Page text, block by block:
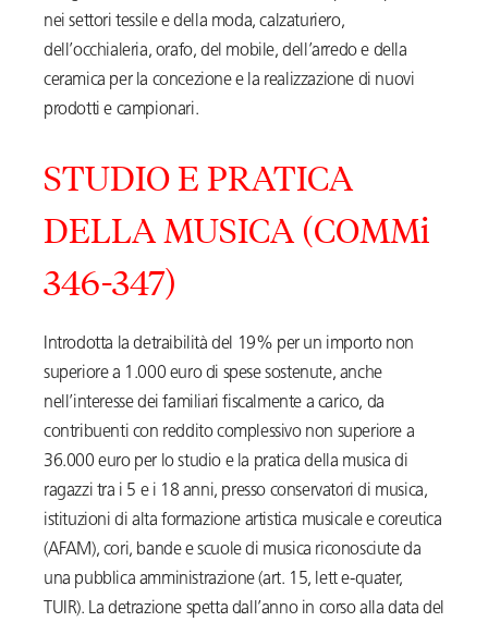
nei settori tessile e della moda, calzaturiero,
dell’occhialeria, orafo, del mobile, dell’arredo e della
ceramica per la concezione e la realizzazione di nuovi
prodotti e campionari.
STUDIO E PRATICA
DELLA MUSICA (COMMi
346-347)
Introdotta la detraibilità del 19% per un importo non
superiore a 1.000 euro di spese sostenute, anche
nell’interesse dei familiari fiscalmente a carico, da
contribuenti con reddito complessivo non superiore a
36.000 euro per lo studio e la pratica della musica di
ragazzi tra i 5 e i 18 anni, presso conservatori di musica,
istituzioni di alta formazione artistica musicale e coreutica
(AFAM), cori, bande e scuole di musica riconosciute da
una pubblica amministrazione (art. 15, lett e-quater,
TUIR). La detrazione spetta dall’anno in corso alla data del